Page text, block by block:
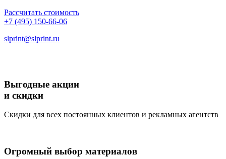
Рассчитать стоимость
+7 (495) 150-66-06
slprint@slprint.ru
Выгодные акции
и скидки
Скидки для всех постоянных клиентов и рекламных агентств
Огромный выбор материалов